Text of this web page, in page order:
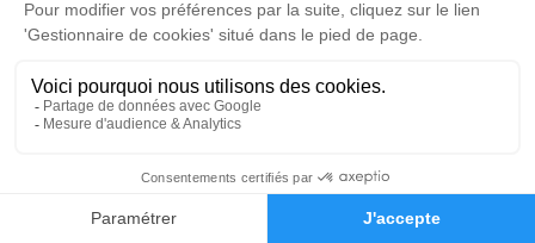
Faire-part Hommages
Je rends hommage
Cérémonie religieuse
Église Sainte - Marie de Gardanne
13120 Gardanne